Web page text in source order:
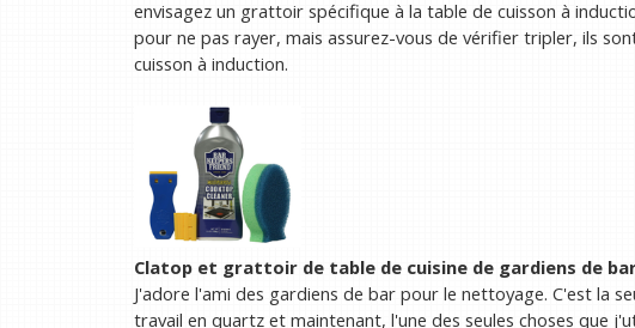
envisagez un grattoir spécifique à la table de cuisson à
pour ne pas rayer, mais assurez-vous de vérifier tripler, ils
cuisson à induction.
Clatop et grattoir de table de cuisine de gardiens de
J'adore l'ami des gardiens de bar pour le nettoyage. C'est la
travail en quartz et maintenant, l'une des seules choses que